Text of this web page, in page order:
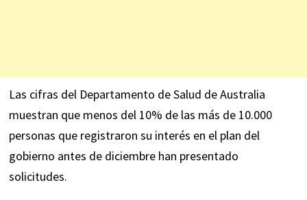
Las cifras del Departamento de Salud de Australia
muestran que menos del 10% de las más de 10.000
personas que registraron su interés en el plan del
gobierno antes de diciembre han presentado
solicitudes.